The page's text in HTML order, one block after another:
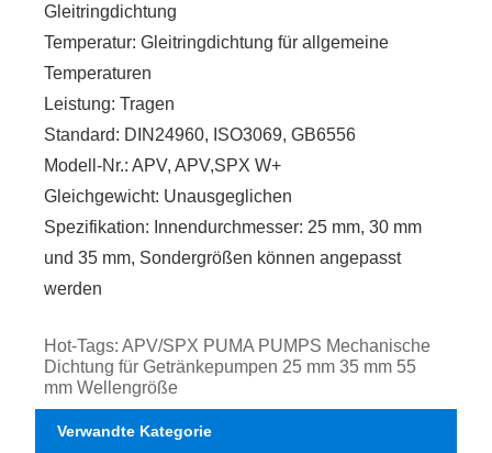
Gleitringdichtung
Temperatur: Gleitringdichtung für allgemeine
Temperaturen
Leistung: Tragen
Standard: DIN24960, ISO3069, GB6556
Modell-Nr.: APV, APV,SPX W+
Gleichgewicht: Unausgeglichen
Spezifikation: Innendurchmesser: 25 mm, 30 mm
und 35 mm, Sondergrößen können angepasst
werden
Hot-Tags: APV/SPX PUMA PUMPS Mechanische
Dichtung für Getränkepumpen 25 mm 35 mm 55
mm Wellengröße
Verwandte Kategorie